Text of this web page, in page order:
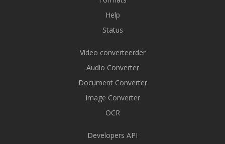
Help
Status
Video converteerder
Audio Converter
Document Converter
Image Converter
OCR
Developers API